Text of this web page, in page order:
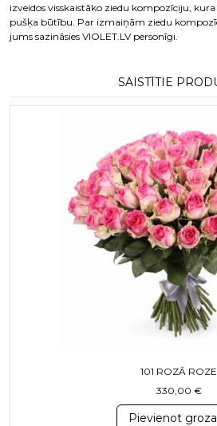
izveidos visskaistāko ziedu kompozīciju,
pušķa būtību. Par izmaiņām ziedu
jums sazināsies VIOLET.LV personīgi.
SAISTĪTIE
101 ROZĀ ROZE
330,00 €
Pievienot